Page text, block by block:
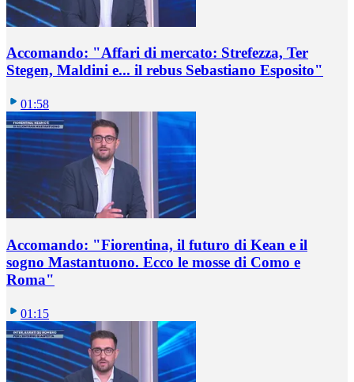
Accomando: "Affari di mercato: Strefezza, Ter
Stegen, Maldini e... il rebus Sebastiano Esposito"
01:58
Accomando: "Fiorentina, il futuro di Kean e il
sogno Mastantuono. Ecco le mosse di Como e
Roma"
01:15